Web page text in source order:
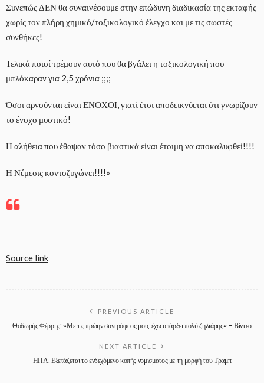
Συνεπώς ΔΕΝ θα συναινέσουμε στην επώδυνη διαδικασία της εκταφής
χωρίς τον πλήρη χημικό/τοξικολογικό έλεγχο και με τις σωστές
συνθήκες!
Τελικά ποιοί τρέμουν αυτό που θα βγάλει η τοξικολογική που
μπλόκαραν για 2,5 χρόνια ;;;;
Όσοι αρνούνται είναι ΕΝΟΧΟΙ, γιατί έτσι αποδεικνύεται ότι γνωρίζουν
το ένοχο μυστικό!
Η αλήθεια που έθαψαν τόσο βιαστικά είναι έτοιμη να αποκαλυφθεί!!!!
Η Νέμεσις κοντοζυγώνει!!!!»
Source link
PREVIOUS ARTICLE
Θοδωρής Φέρρης: «Με τις πρώην συντρόφους μου, έχω υπάρξει πολύ ζηλιάρης» – Βίντεο
NEXT ARTICLE
ΗΠΑ: Εξετάζεται το ενδεχόμενο κοπής νομίσματος με τη μορφή του Τραμπ